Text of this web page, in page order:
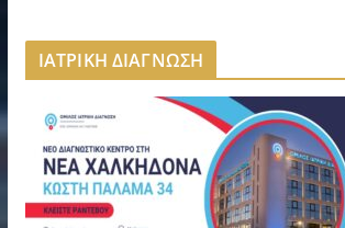
ΙΑΤΡΙΚΗ ΔΙΑΓΝΩΣΗ